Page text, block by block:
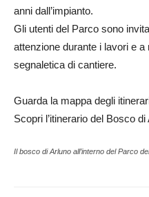
anni dall’impianto.
Gli utenti del Parco sono
attenzione durante i lavori e
segnaletica di cantiere.
Guarda la mappa degli
Scopri l’itinerario del Bosco di
Il bosco di Arluno all’interno del Parco